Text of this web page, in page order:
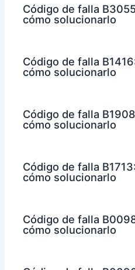
Código de falla
cómo solucionarlo
Código de falla
cómo solucionarlo
Código de falla
cómo solucionarlo
Código de falla
cómo solucionarlo
Código de falla
cómo solucionarlo